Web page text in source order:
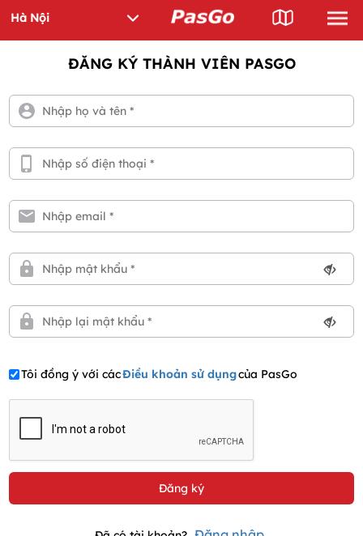
ĐĂNG KÝ THÀNH VIÊN PASGO
Tôi đồng ý với cácĐiều khoản sử dụngcủa PasGo